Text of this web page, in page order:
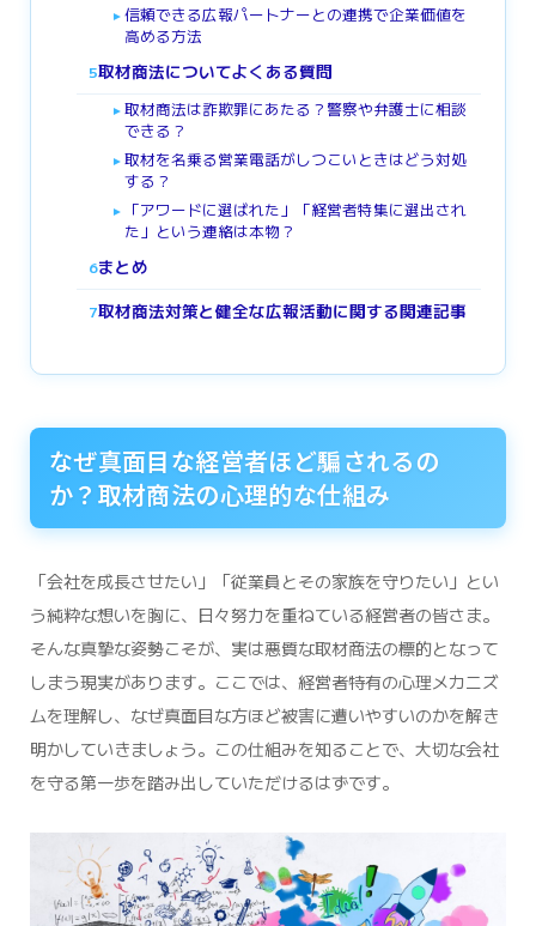
► 信頼できる広報パートナーとの連携で企業価値を
高める方法
5取材商法についてよくある質問
► 取材商法は詐欺罪にあたる？警察や弁護士に相談
できる？
► 取材を名乗る営業電話がしつこいときはどう対処
する？
►
「アワードに選ばれた」「経営者特集に選出され
た」という連絡は本物？
6まとめ
7取材商法対策と健全な広報活動に関する関連記事
なぜ真面目な経営者ほど騙されるの
か？取材商法の心理的な仕組み
「会社を成長させたい」「従業員とその家族を守りたい」とい
う純粋な想いを胸に、日々努力を重ねている経営者の皆さま。
そんな真摯な姿勢こそが、実は悪質な取材商法の標的となって
しまう現実があります。ここでは、経営者特有の心理メカニズ
ムを理解し、なぜ真面目な方ほど被害に遭いやすいのかを解き
明かしていきましょう。この仕組みを知ることで、大切な会社
を守る第一歩を踏み出していただけるはずです。